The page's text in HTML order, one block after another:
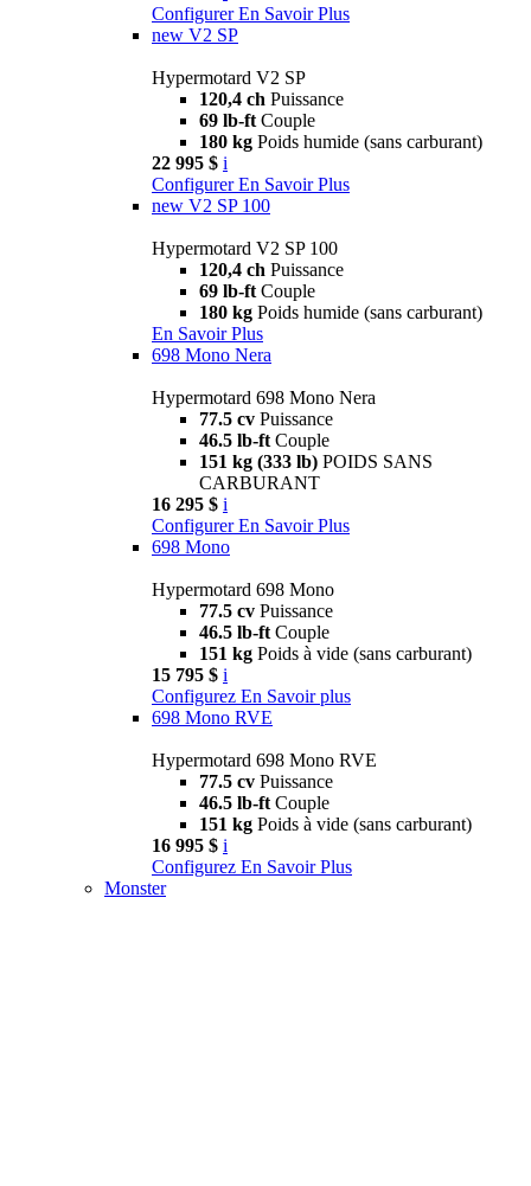
Configurer En Savoir Plus
new V2 SP
Hypermotard V2 SP
120,4 ch Puissance
69 lb-ft Couple
180 kg Poids humide (sans carburant)
22 995 $ i
Configurer En Savoir Plus
new V2 SP 100
Hypermotard V2 SP 100
120,4 ch Puissance
69 lb-ft Couple
180 kg Poids humide (sans carburant)
En Savoir Plus
698 Mono Nera
Hypermotard 698 Mono Nera
77.5 cv Puissance
46.5 lb-ft Couple
151 kg (333 lb) POIDS SANS
CARBURANT
16 295 $ i
Configurer En Savoir Plus
698 Mono
Hypermotard 698 Mono
77.5 cv Puissance
46.5 lb-ft Couple
151 kg Poids à vide (sans carburant)
15 795 $ i
Configurez En Savoir plus
698 Mono RVE
Hypermotard 698 Mono RVE
77.5 cv Puissance
46.5 lb-ft Couple
151 kg Poids à vide (sans carburant)
16 995 $ i
Configurez En Savoir Plus
Monster